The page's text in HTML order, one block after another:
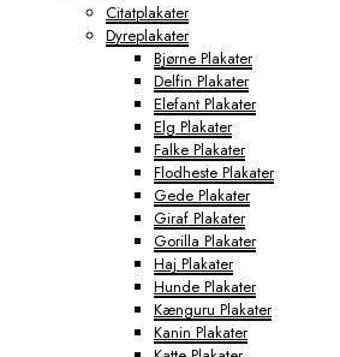
Citatplakater
Dyreplakater
Bjørne Plakater
Delfin Plakater
Elefant Plakater
Elg Plakater
Falke Plakater
Flodheste Plakater
Gede Plakater
Giraf Plakater
Gorilla Plakater
Haj Plakater
Hunde Plakater
Kænguru Plakater
Kanin Plakater